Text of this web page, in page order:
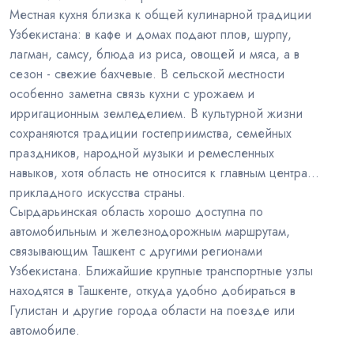
Местная кухня близка к общей кулинарной традиции
Узбекистана: в кафе и домах подают плов, шурпу,
лагман, самсу, блюда из риса, овощей и мяса, а в
сезон - свежие бахчевые. В сельской местности
особенно заметна связь кухни с урожаем и
ирригационным земледелием. В культурной жизни
сохраняются традиции гостеприимства, семейных
праздников, народной музыки и ремесленных
навыков, хотя область не относится к главным центрам
прикладного искусства страны.
Сырдарьинская область хорошо доступна по
автомобильным и железнодорожным маршрутам,
связывающим Ташкент с другими регионами
Узбекистана. Ближайшие крупные транспортные узлы
находятся в Ташкенте, откуда удобно добираться в
Гулистан и другие города области на поезде или
автомобиле.